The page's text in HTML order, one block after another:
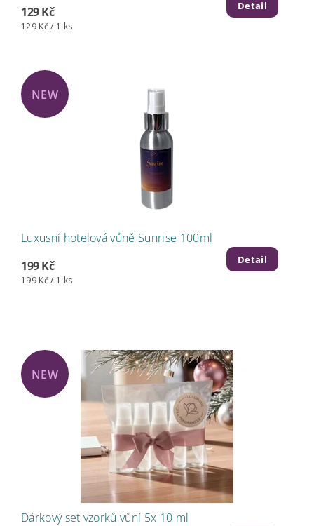
129 Kč
129 Kč / 1 ks
Detail
NEW
Luxusní hotelová vůně Sunrise 100ml
199 Kč
199 Kč / 1 ks
Detail
NEW
Dárkový set vzorků vůní 5x 10 ml